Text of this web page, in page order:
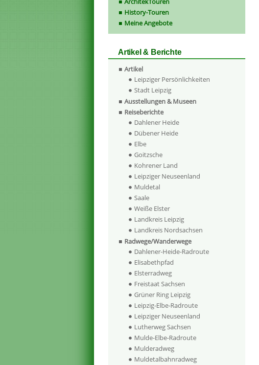
History-Touren
Meine Angebote
Artikel & Berichte
Artikel
Leipziger Persönlichkeiten
Stadt Leipzig
Ausstellungen & Museen
Reiseberichte
Dahlener Heide
Dübener Heide
Elbe
Goitzsche
Kohrener Land
Leipziger Neuseenland
Muldetal
Saale
Weiße Elster
Landkreis Leipzig
Landkreis Nordsachsen
Radwege/Wanderwege
Dahlener-Heide-Radroute
Elisabethpfad
Elsterradweg
Freistaat Sachsen
Grüner Ring Leipzig
Leipzig-Elbe-Radroute
Leipziger Neuseenland
Lutherweg Sachsen
Mulde-Elbe-Radroute
Mulderadweg
Muldetalbahnradweg